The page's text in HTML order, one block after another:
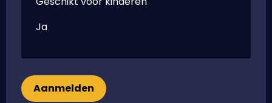
Ja
Aanmelden